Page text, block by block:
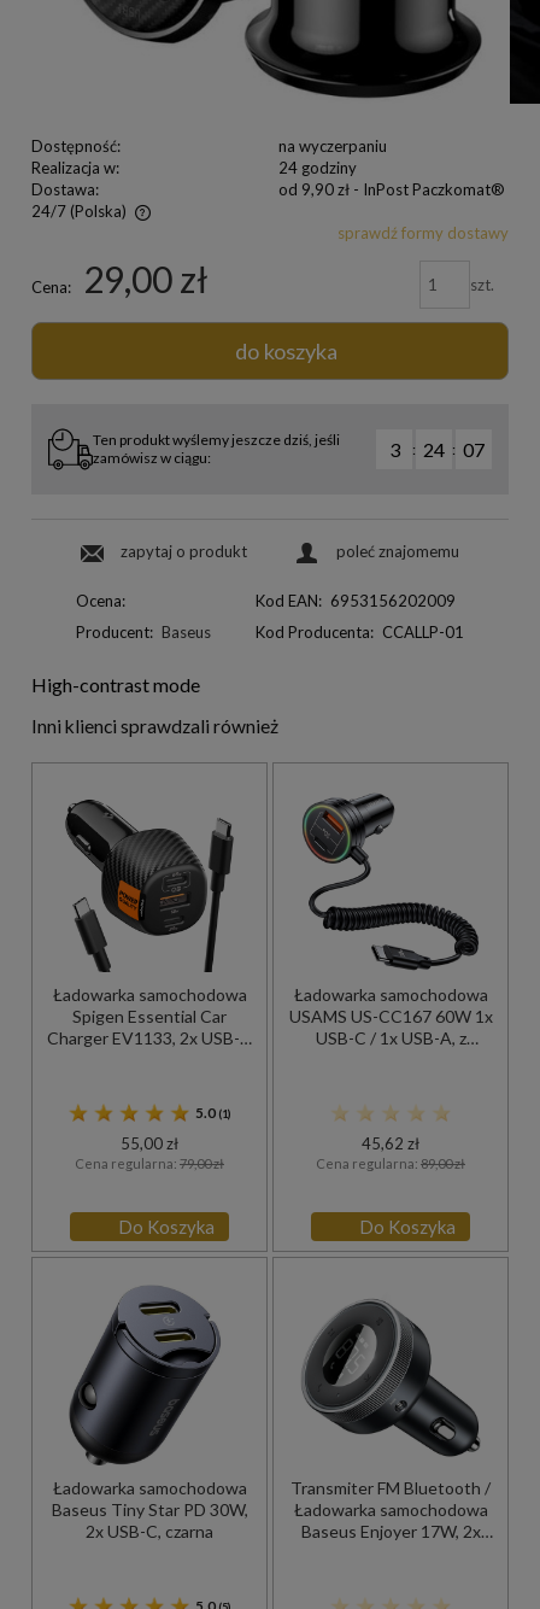
Dostępność:
na wyczerpaniu
Realizacja w:
24 godziny
Dostawa:
od 9,90 zł - InPost Paczkomat®
24/7 (Polska)
sprawdź formy dostawy
Cena: 29,00 zł szt.
do koszyka
Ten produkt wyślemy jeszcze dziś, jeśli
zamówisz w ciągu:
3 : 24 : 06
zapytaj o produkt poleć znajomemu
Ocena:
Producent: Baseus
Kod EAN: 6953156202009
Kod Producenta: CCALLP-01
High-contrast mode
Inni klienci sprawdzali również
Ładowarka samochodowa
Spigen Essential Car
Charger EV1133, 2x USB-C
5.0 (1)
55,00 zł
Cena regularna: 79,00 zł
Do Koszyka
Ładowarka samochodowa
USAMS US-CC167 60W 1x
USB-C / 1x USB-A, z
45,62 zł
Cena regularna: 89,00 zł
Do Koszyka
Ładowarka samochodowa
Baseus Tiny Star PD 30W,
2x USB-C, czarna
Transmiter FM Bluetooth /
Ładowarka samochodowa
Baseus Enjoyer 17W, 2x